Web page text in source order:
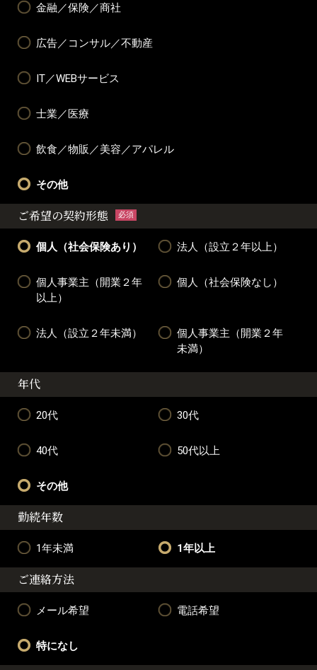
金融／保険／商社
広告／コンサル／不動産
IT／WEBサービス
士業／医療
飲食／物販／美容／アパレル
その他
ご希望の契約形態 必須
個人（社会保険あり） 法人（設立２年以上）
個人事業主（開業２年
以上）
個人（社会保険なし）
法人（設立２年未満）
個人事業主（開業２年
未満）
年代
20代 30代
40代 50代以上
その他
勤続年数
1年未満 1年以上
ご連絡方法
メール希望 電話希望
特になし